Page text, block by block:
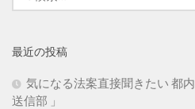
索:
最近の投稿
気になる法案直接聞きたい 都
送信部 」